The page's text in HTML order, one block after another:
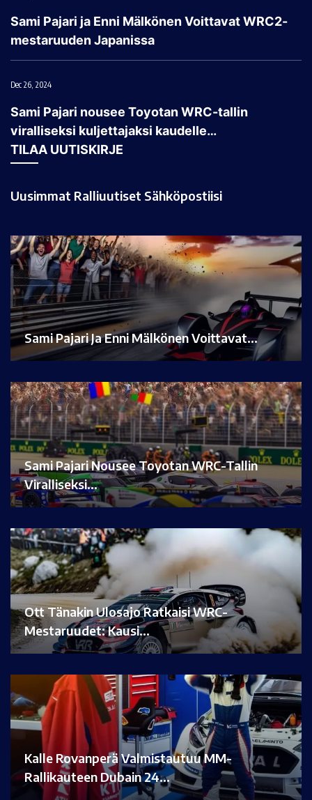
Sami Pajari ja Enni Mälkönen Voittavat WRC2-
mestaruuden Japanissa
Dec 26, 2024
Sami Pajari nousee Toyotan WRC-tallin
viralliseksi kuljettajaksi kaudelle…
TILAA UUTISKIRJE
Uusimmat Ralliuutiset Sähköpostiisi
Sami Pajari Ja Enni Mälkönen Voittavat…
Sami Pajari Nousee Toyotan WRC-Tallin
Viralliseksi…
Ott Tänakin Ulosajo Ratkaisi WRC-
Mestaruudet: Kausi…
Kalle Rovanperä Valmistautuu MM-
Rallikauteen Dubain 24…